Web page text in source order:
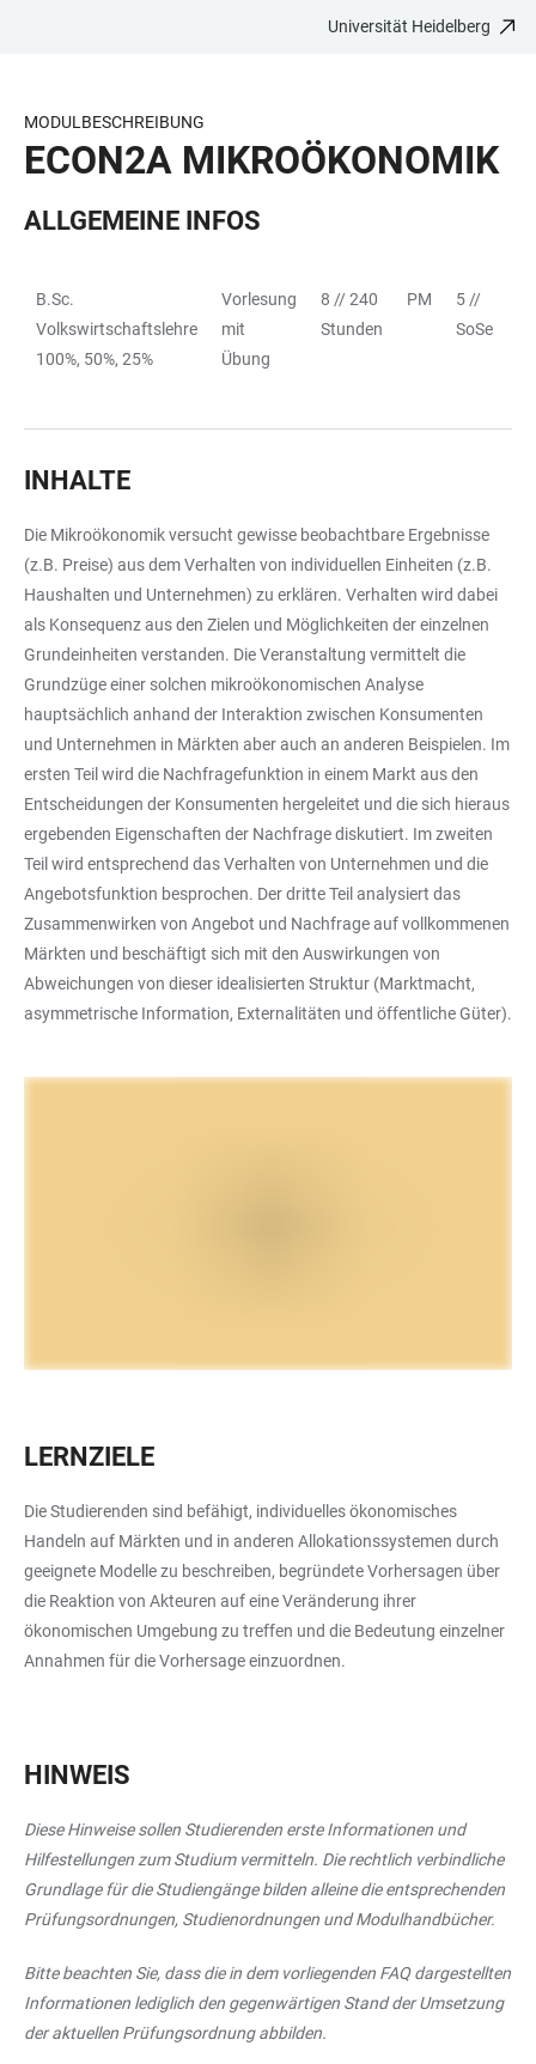
BARRIEREFREIHEIT
Universität Heidelberg
MODULBESCHREIBUNG
ECON2A MIKROÖKONOMIK
ALLGEMEINE INFOS
TABELLE
B.Sc.
Volkswirtschaftslehre
100%, 50%, 25%
Vorlesung
mit
Übung
8 // 240
Stunden
PM
5 //
SoSe
INHALTE
Die Mikroökonomik versucht gewisse beobachtbare Ergebnisse
(z.B. Preise) aus dem Verhalten von individuellen Einheiten (z.B.
Haushalten und Unternehmen) zu erklären. Verhalten wird dabei
als Konsequenz aus den Zielen und Möglichkeiten der einzelnen
Grundeinheiten verstanden. Die Veranstaltung vermittelt die
Grundzüge einer solchen mikroökonomischen Analyse
hauptsächlich anhand der Interaktion zwischen Konsumenten
und Unternehmen in Märkten aber auch an anderen Beispielen. Im
ersten Teil wird die Nachfragefunktion in einem Markt aus den
Entscheidungen der Konsumenten hergeleitet und die sich hieraus
ergebenden Eigenschaften der Nachfrage diskutiert. Im zweiten
Teil wird entsprechend das Verhalten von Unternehmen und die
Angebotsfunktion besprochen. Der dritte Teil analysiert das
Zusammenwirken von Angebot und Nachfrage auf vollkommenen
Märkten und beschäftigt sich mit den Auswirkungen von
Abweichungen von dieser idealisierten Struktur (Marktmacht,
asymmetrische Information, Externalitäten und öffentliche Güter).
LERNZIELE
Die Studierenden sind befähigt, individuelles ökonomisches
Handeln auf Märkten und in anderen Allokationssystemen durch
geeignete Modelle zu beschreiben, begründete Vorhersagen über
die Reaktion von Akteuren auf eine Veränderung ihrer
ökonomischen Umgebung zu treffen und die Bedeutung einzelner
Annahmen für die Vorhersage einzuordnen.
HINWEIS
Diese Hinweise sollen Studierenden erste Informationen und
Hilfestellungen zum Studium vermitteln. Die rechtlich verbindliche
Grundlage für die Studiengänge bilden alleine die entsprechenden
Prüfungsordnungen, Studienordnungen und Modulhandbücher.
Bitte beachten Sie, dass die in dem vorliegenden FAQ dargestellten
Informationen lediglich den gegenwärtigen Stand der Umsetzung
der aktuellen Prüfungsordnung abbilden.